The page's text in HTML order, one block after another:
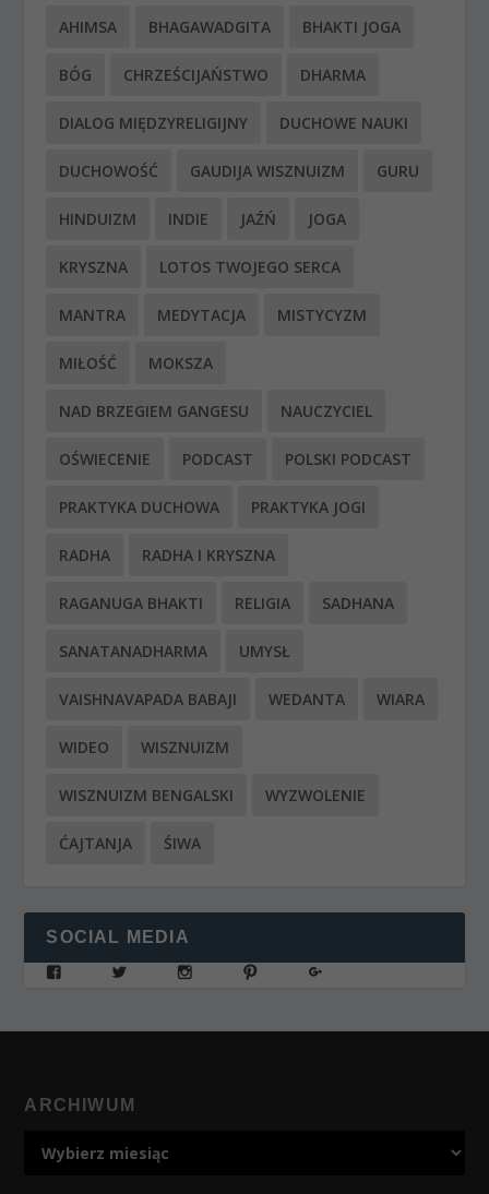
AHIMSA BHAGAWADGITA BHAKTI JOGA
BÓG CHRZEŚCIJAŃSTWO DHARMA
DIALOG MIĘDZYRELIGIJNY DUCHOWE NAUKI
DUCHOWOŚĆ GAUDIJA WISZNUIZM GURU
HINDUIZM INDIE JAŹŃ JOGA
KRYSZNA LOTOS TWOJEGO SERCA
MANTRA MEDYTACJA MISTYCYZM
MIŁOŚĆ MOKSZA
NAD BRZEGIEM GANGESU NAUCZYCIEL
OŚWIECENIE PODCAST POLSKI PODCAST
PRAKTYKA DUCHOWA PRAKTYKA JOGI
RADHA RADHA I KRYSZNA
RAGANUGA BHAKTI RELIGIA SADHANA
SANATANADHARMA UMYSŁ
VAISHNAVAPADA BABAJI WEDANTA WIARA
WIDEO WISZNUIZM
WISZNUIZM BENGALSKI WYZWOLENIE
ĆAJTANJA ŚIWA
SOCIAL MEDIA
ARCHIWUM